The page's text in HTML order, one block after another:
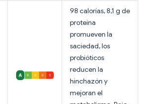
98 calorías, 8,1 g de
proteína
promueven la
saciedad, los
probióticos
reducen la
hinchazón y
mejoran el